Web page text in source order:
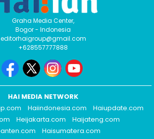
Graha Media Center,
Bogor - Indonesia
editorhaigroup@gmail.com
+628557777888
HAI MEDIA NETWORK
Haiindonesia.com
Haiupdate.com
Heijakarta.com
Haijateng.com
Haisumatera.com